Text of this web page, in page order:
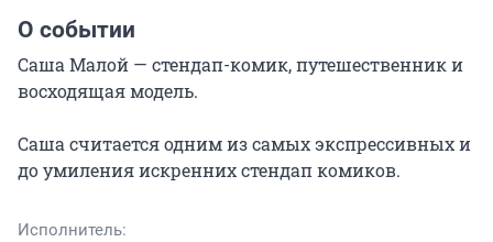
О событии
Саша Малой — стендап-комик, путешественник и
восходящая модель.
Саша считается одним из самых экспрессивных и
до умиления искренних стендап комиков.
Исполнитель: